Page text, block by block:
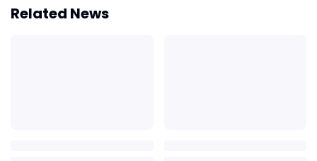
Related News